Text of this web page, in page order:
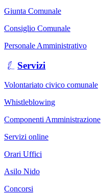
Giunta Comunale
Consiglio Comunale
Personale Amministrativo
Servizi
Volontariato civico comunale
Whistleblowing
Componenti Amministrazione
Servizi online
Orari Uffici
Asilo Nido
Concorsi